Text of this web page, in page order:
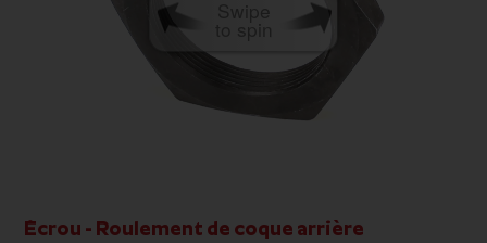
Écrou - Roulement de coque arrière